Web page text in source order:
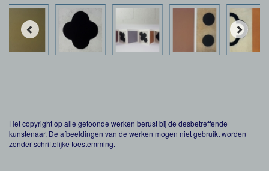
Het copyright op alle getoonde werken berust bij de desbetreffende
kunstenaar. De afbeeldingen van de werken mogen niet gebruikt worden
zonder schriftelijke toestemming.